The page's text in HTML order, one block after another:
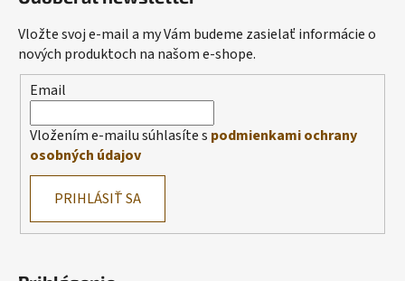
Vložte svoj e-mail a my Vám budeme zasielať informácie o
nových produktoch na našom e-shope.
Email
Vložením e-mailu súhlasíte s podmienkami ochrany
osobných údajov
PRIHLÁSIŤ SA